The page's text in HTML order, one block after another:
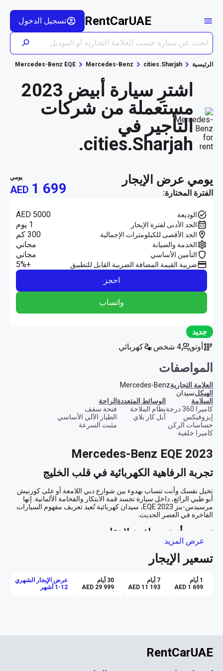
RentCarUAE تسجيل الدخول
الرئيسية cities.Sharjah
Mercedes-Benz
Mercedes-Benz EQE
اشترِ سيارة أبيض 2023
مستعملة من شركات
التأجير في
cities.Sharjah.
يومي عرض الإيجار
الفترة المختارة:
يومي
AED 1 699
الوديعة AED 5000
الحد الأدنى لفترة الإيجار 1 يوم
الحد الأقصى للكيلومترات الإجمالية 300 كم
الخدمة والصيانة مجاني
التأمين الأساسي مجاني
ضريبة القيمة المضافة الضريبة القابل للتطبيق
+5%
احجز
واتساب
جديد
أوتو
4 شخص كهربائي
المواصفات
العلامة التجاريةMercedes-Benz
الهيكلسيدان
السلامة
كاميرا 360 درجة
إيزوفيكس
حساسات الركن
كاميرا خلفية
الوسائط المتعددة
نظام الملاحة
آبل كار بلاي
الراحة
فتحة سقف
الطيار الآلي الأساسي
مثبت السرعة
Mercedes-Benz EQE 2023
تجربة الرفاهية الكهربائية في قلب الخليج
تصميم أنيق وجاذبية لا تقاوم
عرض المزيد
تسعير الإيجار
1 أيام
AED 1 699
7 أيام
AED 11 193
30 أيام
AED 29 999
عرض الإيجار الشهري
1-12 أشهر
RentCarUAE